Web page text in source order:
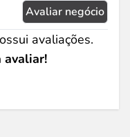
Avaliar negócio
avaliações.
avaliar!